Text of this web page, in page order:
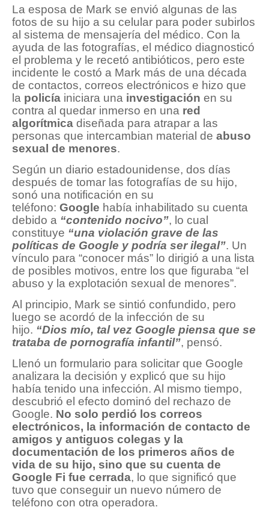
La esposa de Mark se envió algunas de las
fotos de su hijo a su celular para poder subirlos
al sistema de mensajería del médico. Con la
ayuda de las fotografías, el médico diagnosticó
el problema y le recetó antibióticos, pero este
incidente le costó a Mark más de una década
de contactos, correos electrónicos e hizo que
la policía iniciara una investigación en su
contra al quedar inmerso en una red
algorítmica diseñada para atrapar a las
personas que intercambian material de abuso
sexual de menores.
Según un diario estadounidense, dos días
después de tomar las fotografías de su hijo,
sonó una notificación en su
teléfono: Google había inhabilitado su cuenta
debido a “contenido nocivo”, lo cual
constituye “una violación grave de las
políticas de Google y podría ser ilegal”. Un
vínculo para “conocer más” lo dirigió a una lista
de posibles motivos, entre los que figuraba “el
abuso y la explotación sexual de menores”.
Al principio, Mark se sintió confundido, pero
luego se acordó de la infección de su
hijo. “Dios mío, tal vez Google piensa que se
trataba de pornografía infantil”, pensó.
Llenó un formulario para solicitar que Google
analizara la decisión y explicó que su hijo
había tenido una infección. Al mismo tiempo,
descubrió el efecto dominó del rechazo de
Google. No solo perdió los correos
electrónicos, la información de contacto de
amigos y antiguos colegas y la
documentación de los primeros años de
vida de su hijo, sino que su cuenta de
Google Fi fue cerrada, lo que significó que
tuvo que conseguir un nuevo número de
teléfono con otra operadora.